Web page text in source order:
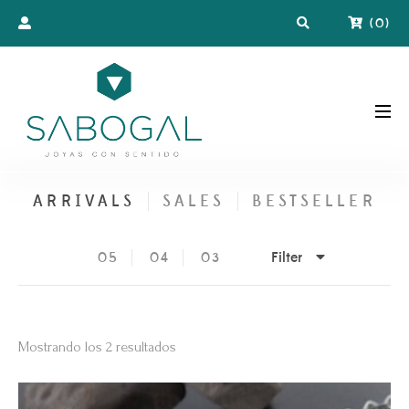
(0)
ARRIVALS SALES BESTSELLER
05 04 03 Filter
Mostrando los 2 resultados
los